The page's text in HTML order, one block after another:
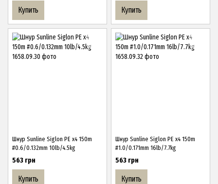
Купить Купить
Шнур Sunline Siglon PE х4 150m
#0.6/0.132mm 10lb/4.5kg
563 грн
Купить
Шнур Sunline Siglon PE х4 150m
#1.0/0.171mm 16lb/7.7kg
563 грн
Купить